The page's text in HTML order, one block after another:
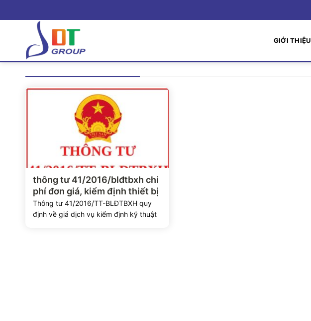
qua
GIỚI THIỆU
Xem chi tiết
thông tư 41/2016/blđtbxh chi
phí đơn giá, kiểm định thiết bị
Thông tư 41/2016/TT-BLĐTBXH quy
định về giá dịch vụ kiểm định kỹ thuật